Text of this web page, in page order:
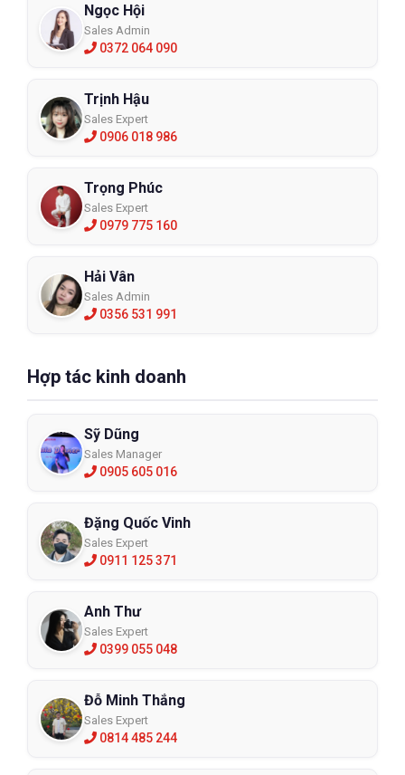
Ngọc Hội
Sales Admin
0372 064 090
Trịnh Hậu
Sales Expert
0906 018 986
Trọng Phúc
Sales Expert
0979 775 160
Hải Vân
Sales Admin
0356 531 991
Hợp tác kinh doanh
Sỹ Dũng
Sales Manager
0905 605 016
Đặng Quốc Vinh
Sales Expert
0911 125 371
Anh Thư
Sales Expert
0399 055 048
Đỗ Minh Thắng
Sales Expert
0814 485 244